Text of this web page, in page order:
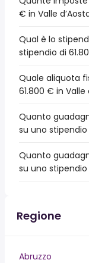
€ in Valle
Qual è lo
stipendio di
Quale aliquota
61.800 € in Valle
Quanto
su uno stipendio
Quanto
su uno stipendio
Regione
Abruzzo